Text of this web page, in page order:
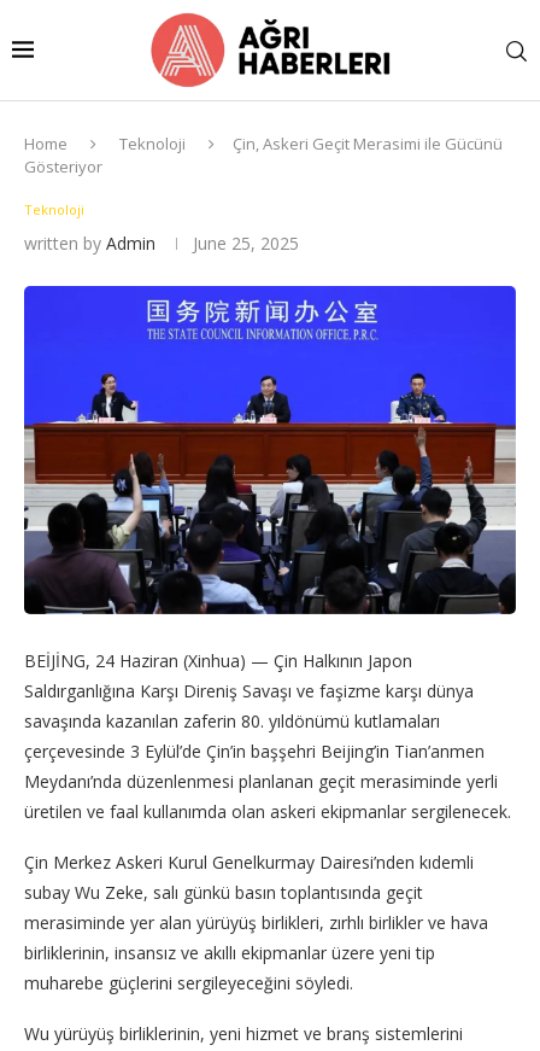
Home Teknoloji
Çin, Askeri Geçit Merasimi ile Gücünü
Gösteriyor
Teknoloji
written by Admin June 25, 2025
BEİJİNG, 24 Haziran (Xinhua) — Çin Halkının Japon
Saldırganlığına Karşı Direniş Savaşı ve faşizme karşı dünya
savaşında kazanılan zaferin 80. yıldönümü kutlamaları
çerçevesinde 3 Eylül’de Çin’in başşehri Beijing’in Tian’anmen
Meydanı’nda düzenlenmesi planlanan geçit merasiminde yerli
üretilen ve faal kullanımda olan askeri ekipmanlar sergilenecek.
Çin Merkez Askeri Kurul Genelkurmay Dairesi’nden kıdemli
subay Wu Zeke, salı günkü basın toplantısında geçit
merasiminde yer alan yürüyüş birlikleri, zırhlı birlikler ve hava
birliklerinin, insansız ve akıllı ekipmanlar üzere yeni tip
muharebe güçlerini sergileyeceğini söyledi.
Wu yürüyüş birliklerinin, yeni hizmet ve branş sistemlerini